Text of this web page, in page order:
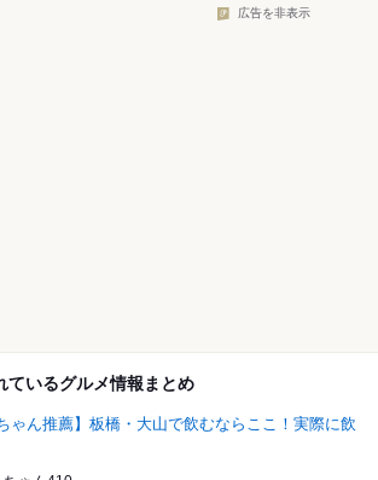
広告を非表示
ているグルメ情報まとめ
ゃん推薦】板橋・大山で飲むならここ！実際に飲